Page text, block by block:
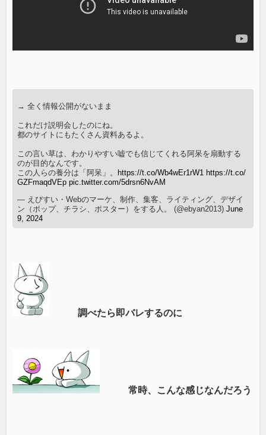
→ 全く情報公開がないまま
これだけ説明会したのにね。
都のサイトにもたくさん資料あるよ。
この言い草は、わかりやすい嘘でも信じてくれる阿呆を扇動する
のが目的なんです。
この人らの養分は「阿呆」。
https://t.co/Wb4wEr1rW1 https://t.co/
GZFmaqdVEp pic.twitter.com/5drsn6NvAM
— えびすい・Webのマーケ、制作、集客、ライティング、デザイ
ン（ポップ、チラシ、ポスター）をする人。 (@ebyan2013)June
9, 2024
調べたら即バレするのに
常時、こんな感じなんだろう